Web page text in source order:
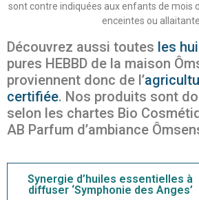
sont contre indiquées aux enfants de mois
enceintes ou
Découvrez aussi toutes les
pures HEBBD de la maison
proviennent donc de l’
certifiée. Nos produits sont
selon les chartes Bio
AB Parfum d’ambiance
Synergie d’huiles essentielles à
diffuser ‘Symphonie des Anges’